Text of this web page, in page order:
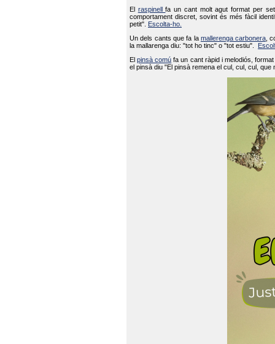
El raspinellfa un cant molt agut format per
comportament discret, sovint és més fàcil
petit".
Escolta-ho.
Un dels cants que fa la mallerenga carbonera ,
la mallarenga diu: "tot ho tinc" o "tot estiu".
Elpinsà comú fa un cant ràpid i melodiós,
el pinsà diu "El pinsà remena el cul, cul, cul,